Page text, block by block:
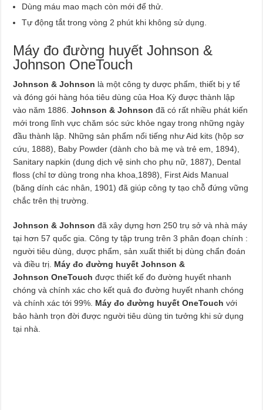
Dùng máu mao mạch còn mới để thử.
Tự động tắt trong vòng 2 phút khi không sử dụng.
Máy đo đường huyết Johnson &
Johnson OneTouch
Johnson & Johnson là một công ty dược phẩm, thiết bị y tế
và đóng gói hàng hóa tiêu dùng của Hoa Kỳ được thành lập
vào năm 1886.Johnson & Johnson đã có rất nhiều phát kiến
mới trong lĩnh vực chăm sóc sức khỏe ngay trong những ngày
đầu thành lập. Những sản phẩm nổi tiếng như Aid kits (hộp sơ
cứu, 1888), Baby Powder (dành cho bà mẹ và trẻ em, 1894),
Sanitary napkin (dung dịch vệ sinh cho phụ nữ, 1887), Dental
floss (chỉ tơ dùng trong nha khoa,1898), First Aids Manual
(băng dính các nhân, 1901) đã giúp công ty tạo chỗ đứng vững
chắc trên thị trường.
Johnson & Johnson đã xây dựng hơn 250 trụ sở và nhà máy
tại hơn 57 quốc gia. Công ty tập trung trên 3 phân đoạn chính :
người tiêu dùng, dược phẩm, sản xuất thiết bị dùng chẩn đoán
và điều trị. Máy đo đường huyết Johnson &
Johnson OneTouchđược thiết kế đo đường huyết nhanh
chóng và chính xác cho kết quả đo đường huyết nhanh chóng
và chính xác tới 99%. Máy đo đường huyết OneTouch với
bảo hành trọn đời được người tiêu dùng tin tưởng khi sử dụng
tại nhà.